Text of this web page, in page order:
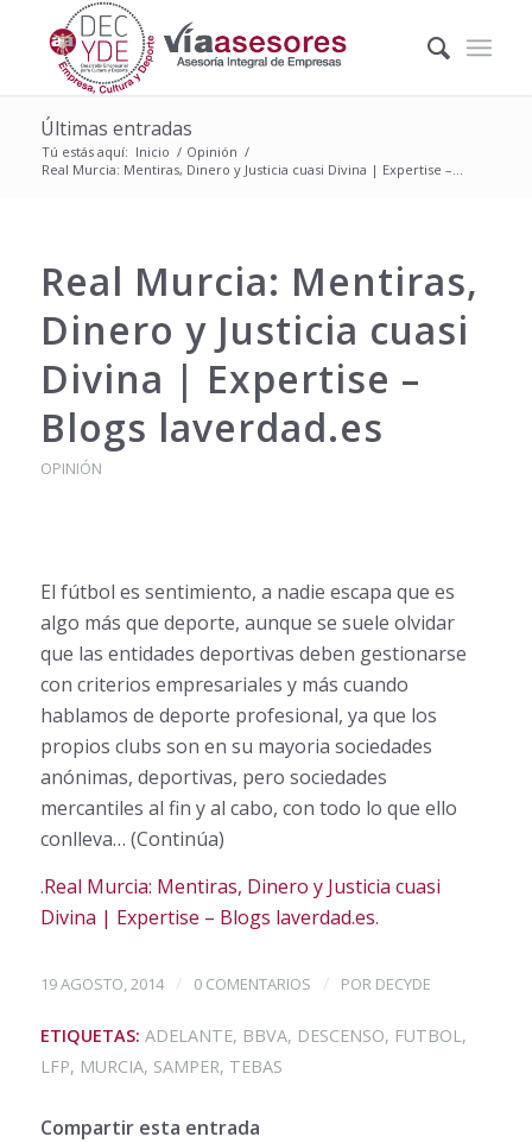
Últimas entradas
Tú estás aquí: Inicio / Opinión /
Real Murcia: Mentiras, Dinero y Justicia cuasi Divina | Expertise –...
Real Murcia: Mentiras,
Dinero y Justicia cuasi
Divina | Expertise –
Blogs laverdad.es
OPINIÓN
El fútbol es sentimiento, a nadie escapa que es
algo más que deporte, aunque se suele olvidar
que las entidades deportivas deben gestionarse
con criterios empresariales y más cuando
hablamos de deporte profesional, ya que los
propios clubs son en su mayoria sociedades
anónimas, deportivas, pero sociedades
mercantiles al fin y al cabo, con todo lo que ello
conlleva… (Continúa)
.Real Murcia: Mentiras, Dinero y Justicia cuasi
Divina | Expertise – Blogs laverdad.es.
19 AGOSTO, 2014 / 0 COMENTARIOS / POR DECYDE
ETIQUETAS: ADELANTE, BBVA, DESCENSO, FUTBOL,
LFP, MURCIA, SAMPER, TEBAS
Compartir esta entrada